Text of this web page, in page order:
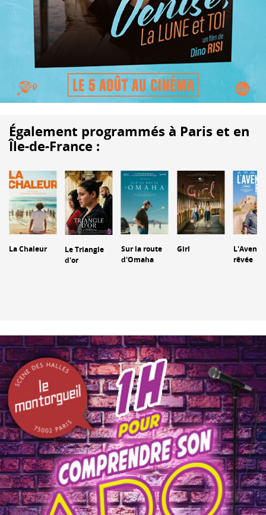
Également programmés à Paris et en
Île-de-France :
La Chaleur
Le Triangle
d'or
Sur la route
d'Omaha
Girl
rêvée